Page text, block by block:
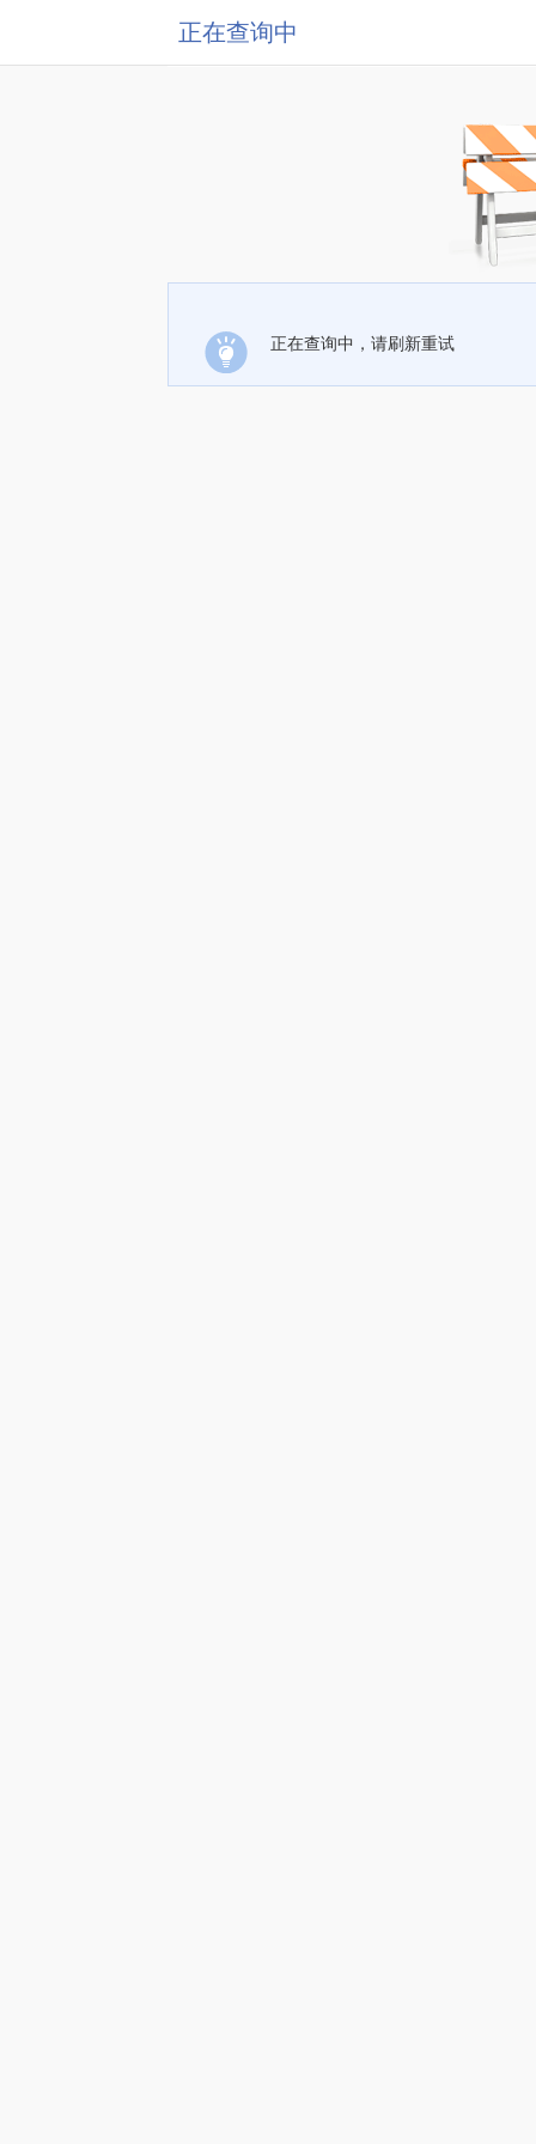
正在查询中
正在查询中，请刷新重试